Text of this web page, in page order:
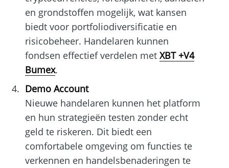
en grondstoffen mogelijk, wat kansen
biedt voor portfoliodiversificatie en
risicobeheer. Handelaren kunnen
fondsen effectief verdelen met XBT +V4
Bumex.
Demo Account
Nieuwe handelaren kunnen het platform
en hun strategieën testen zonder echt
geld te riskeren. Dit biedt een
comfortabele omgeving om functies te
verkennen en handelsbenaderingen te